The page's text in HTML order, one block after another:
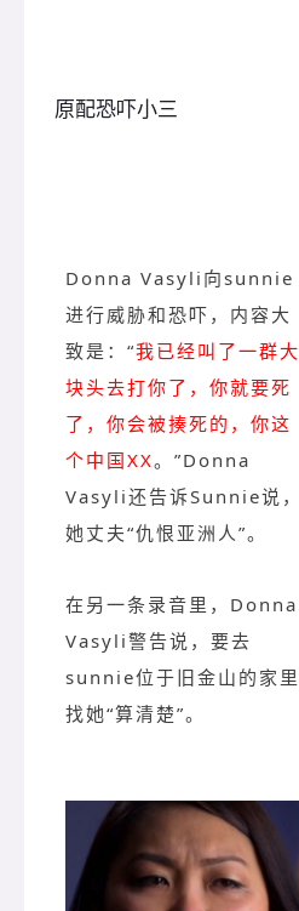
原配恐吓小三
Donna Vasyli向sunnie
进行威胁和恐吓，内容大
致是：“我已经叫了一群大
块头去打你了，你就要死
了，你会被揍死的，你这
个中国XX。”Donna
Vasyli还告诉Sunnie说，
她丈夫“仇恨亚洲人”。
在另一条录音里，Donna
Vasyli警告说，要去
sunnie位于旧金山的家里
找她“算清楚”。